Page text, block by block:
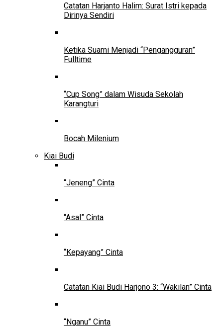
Catatan Harjanto Halim: Surat Istri kepada
Dirinya Sendiri
Ketika Suami Menjadi “Pengangguran”
Fulltime
“Cup Song” dalam Wisuda Sekolah
Karangturi
Bocah Milenium
Kiai Budi
“Jeneng” Cinta
“Asal” Cinta
“Kepayang” Cinta
Catatan Kiai Budi Harjono 3: “Wakilan” Cinta
“Nganu” Cinta